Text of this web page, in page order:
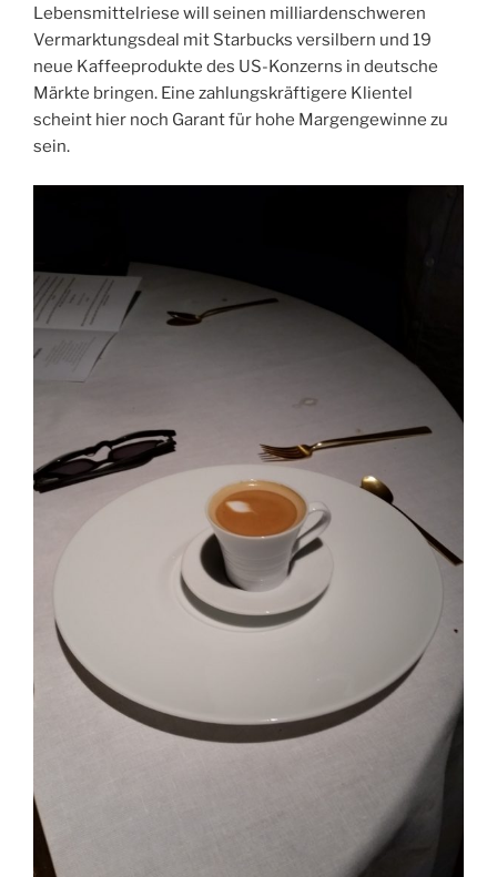
Lebensmittelriese will seinen milliardenschweren
Vermarktungsdeal mit Starbucks versilbern und 19
neue Kaffeeprodukte des US-Konzerns in deutsche
Märkte bringen. Eine zahlungskräftigere Klientel
scheint hier noch Garant für hohe Margengewinne zu
sein.